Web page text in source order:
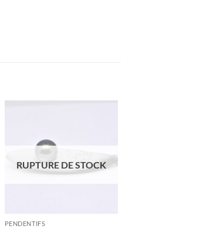
RUPTURE DE STOCK
PENDENTIFS